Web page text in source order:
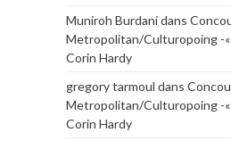
Muniroh Burdanidans
Metropolitan/Culturopoing -
Corin Hardy
gregory tarmoul dans
Metropolitan/Culturopoing -
Corin Hardy